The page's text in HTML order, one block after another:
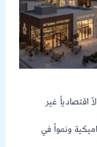
اقتصادياً غير
ونمواً في